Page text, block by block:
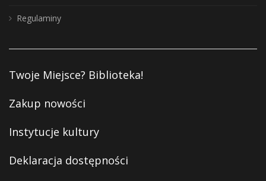
Regulaminy
Twoje Miejsce? Biblioteka!
Zakup nowości
Instytucje kultury
Deklaracja dostępności